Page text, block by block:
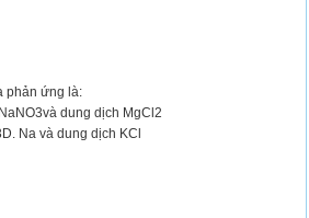
phản ứng là:
dung dịch MgCl2
Na và dung dịch KCl